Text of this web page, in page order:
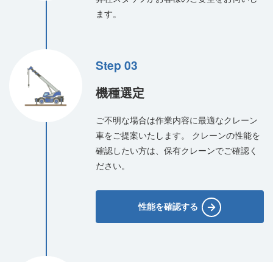
ます。
Step 03
機種選定
ご不明な場合は作業内容に最適なクレーン
車をご提案いたします。
クレーンの性能を
確認したい方は、保有クレーンでご確認く
ださい。
性能を確認する